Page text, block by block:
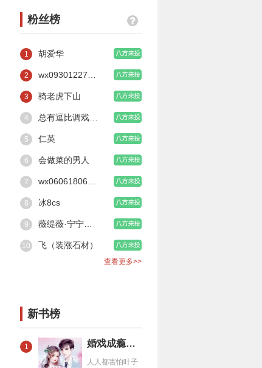
粉丝榜
1 胡爱华
2 wx0930122724256
3 骑老虎下山
4 总有逗比调戏本宫
5 仁英
6 会做菜的男人
7 wx0606180627861
8 冰8cs
9 薇缇薇·宁宁董事
10 飞（装涨石材）
查看更多>>
新书榜
1 婚戏成瘾：叶少轻宠小女仆
人人都害怕叶子